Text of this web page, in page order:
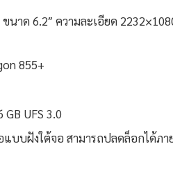
นาด 6.2″ ความละเอียด
855+
UFS 3.0
บบฝังใต้จอ สามารถปลดล็อกได้ภา